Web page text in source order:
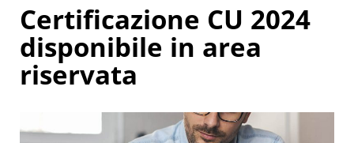
Certificazione CU 2024
disponibile in area
riservata